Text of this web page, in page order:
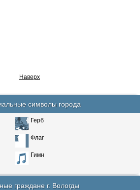
Наверх
символы города
Герб
Флаг
Гимн
граждане г. Вологды